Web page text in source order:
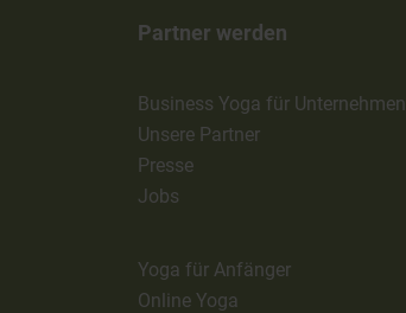
Partner werden
Business Yoga für Unternehmen
Unsere Partner
Presse
Jobs
Yoga für Anfänger
Online Yoga